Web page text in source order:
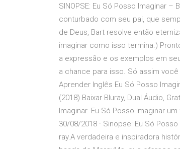
SINOPSE: Eu Só Posso Imaginar
conturbado com seu pai, que
de Deus, Bart resolve então
imaginar como isso termina.)
a expressão e os exemplos em
a chance para isso. Só assim
Aprender Inglês Eu Só Posso
(2018) Baixar Bluray, Dual Áudio,
Imaginar. Eu Só Posso Imaginar
30/08/2018 · Sinopse: Eu Só
ray.A verdadeira e inspiradora